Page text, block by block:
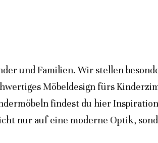
und Familien. Wir stellen
Möbeldesign fürs
findest du hier
nur auf eine moderne Optik,